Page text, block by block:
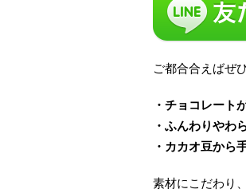
ご都合合えばぜ
・チョコレート
・ふんわりやわ
・カカオ豆から
素材にこだわり